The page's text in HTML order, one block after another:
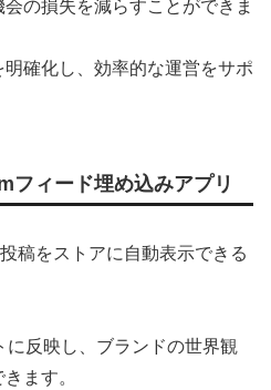
の損失を減らすことができま
明確化し、効率的な運営をサポ
ィード埋め込みアプリ
稿をストアに自動表示できる
に反映し、ブランドの世界観
ます。